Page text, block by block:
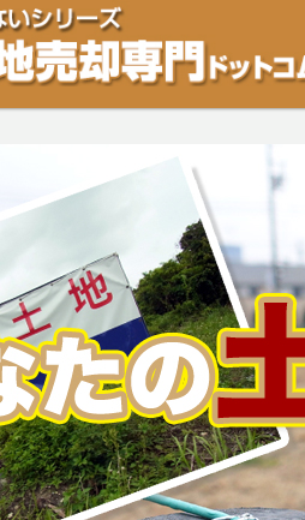
「個人」の方々が、「買取」は不動産や
ています。空き地・土地の売却をご検討